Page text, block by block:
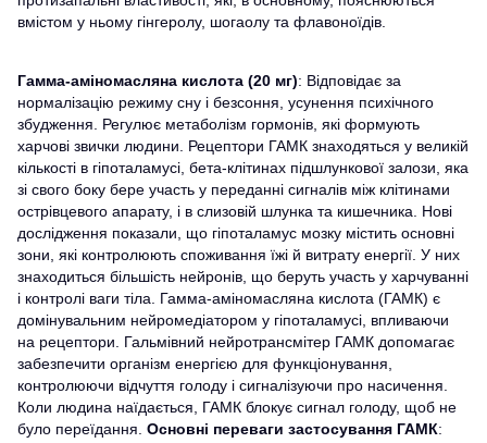
вмістом у ньому гінгеролу, шогаолу та флавоноїдів.
Гамма-аміномасляна кислота (20 мг): Відповідає за
нормалізацію режиму сну і безсоння, усунення психічного
збудження. Регулює метаболізм гормонів, які формують
харчові звички людини. Рецептори ГАМК знаходяться у великій
кількості в гіпоталамусі, бета-клітинах підшлункової залози, яка
зі свого боку бере участь у переданні сигналів між клітинами
острівцевого апарату, і в слизовій шлунка та кишечника. Нові
дослідження показали, що гіпоталамус мозку містить основні
зони, які контролюють споживання їжі й витрату енергії. У них
знаходиться більшість нейронів, що беруть участь у харчуванні
і контролі ваги тіла. Гамма-аміномасляна кислота (ГАМК) є
домінувальним нейромедіатором у гіпоталамусі, впливаючи
на рецептори. Гальмівний нейротрансмітер ГАМК допомагає
забезпечити організм енергією для функціонування,
контролюючи відчуття голоду і сигналізуючи про насичення.
Коли людина наїдається, ГАМК блокує сигнал голоду, щоб не
було переїдання. Основні переваги застосування ГАМК: